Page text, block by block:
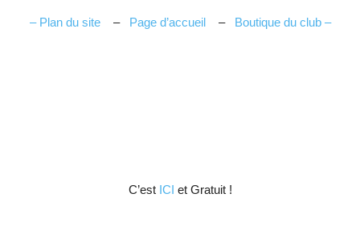
– Plan du site– Page d’accueil– Boutique du club –
C’est ICI et Gratuit !